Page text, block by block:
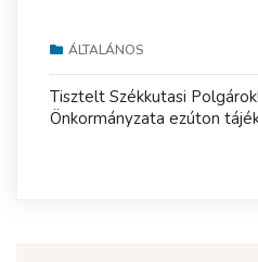
ÁLTALÁNOS
Tisztelt Székkutasi
Önkormányzata ezúton